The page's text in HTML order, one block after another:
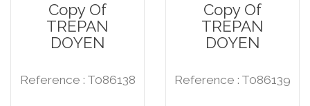
Copy Of
TREPAN
DOYEN
Reference : T086138
Copy Of
TREPAN
DOYEN
Reference : T086139